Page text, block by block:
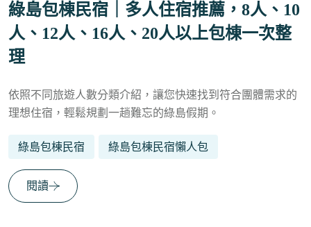
綠島包棟民宿｜多人住宿推薦，8人、10
人、12人、16人、20人以上包棟一次整
理
依照不同旅遊人數分類介紹，讓您快速找到符合團體需求的
理想住宿，輕鬆規劃一趟難忘的綠島假期。
綠島包棟民宿 綠島包棟民宿懶人包
閱讀